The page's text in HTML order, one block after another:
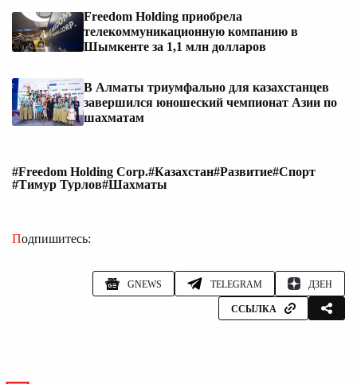
Freedom Holding приобрела
телекоммуникационную компанию в
Шымкенте за 1,1 млн долларов
В Алматы триумфально для казахстанцев
завершился юношеский чемпионат Азии по
шахматам
#Freedom Holding Corp.#Казахстан#Развитие#Спорт
#Тимур Турлов#Шахматы
Подпишитесь:
GNEWS TELEGRAM ДЗЕН
ССЫЛКА